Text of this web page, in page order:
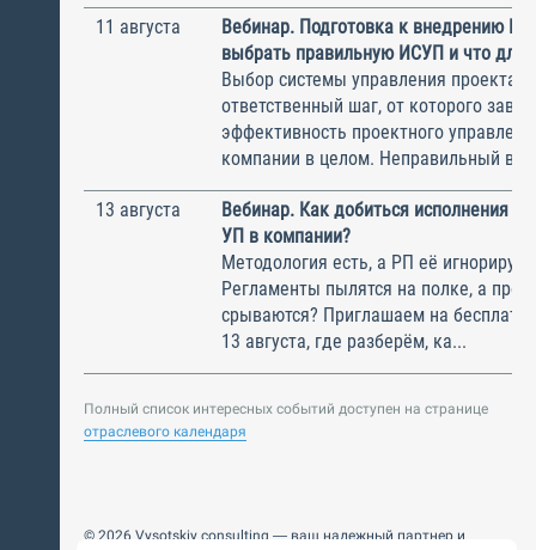
11 августа
Вебинар. Подготовка к внедрению
выбрать правильную ИСУП и что для
Выбор системы управления
ответственный шаг, от которого
эффективность проектного
компании в целом. Неправильный
13 августа
Вебинар. Как добиться исполнения
УП в компании?
Методология есть, а РП её
Регламенты пылятся на полке, а
срываются? Приглашаем на
13 августа, где разберём, ка...
Полный список интересных событий доступен на странице
отраслевого календаря
© 2026 Vysotskiy consulting — ваш надежный партнер и